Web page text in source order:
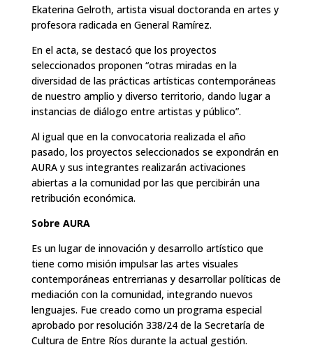
Ekaterina Gelroth, artista visual doctoranda en artes y
profesora radicada en General Ramírez.
En el acta, se destacó que los proyectos
seleccionados proponen “otras miradas en la
diversidad de las prácticas artísticas contemporáneas
de nuestro amplio y diverso territorio, dando lugar a
instancias de diálogo entre artistas y público”.
Al igual que en la convocatoria realizada el año
pasado, los proyectos seleccionados se expondrán en
AURA y sus integrantes realizarán activaciones
abiertas a la comunidad por las que percibirán una
retribución económica.
Sobre AURA
Es un lugar de innovación y desarrollo artístico que
tiene como misión impulsar las artes visuales
contemporáneas entrerrianas y desarrollar políticas de
mediación con la comunidad, integrando nuevos
lenguajes. Fue creado como un programa especial
aprobado por resolución 338/24 de la Secretaría de
Cultura de Entre Ríos durante la actual gestión.